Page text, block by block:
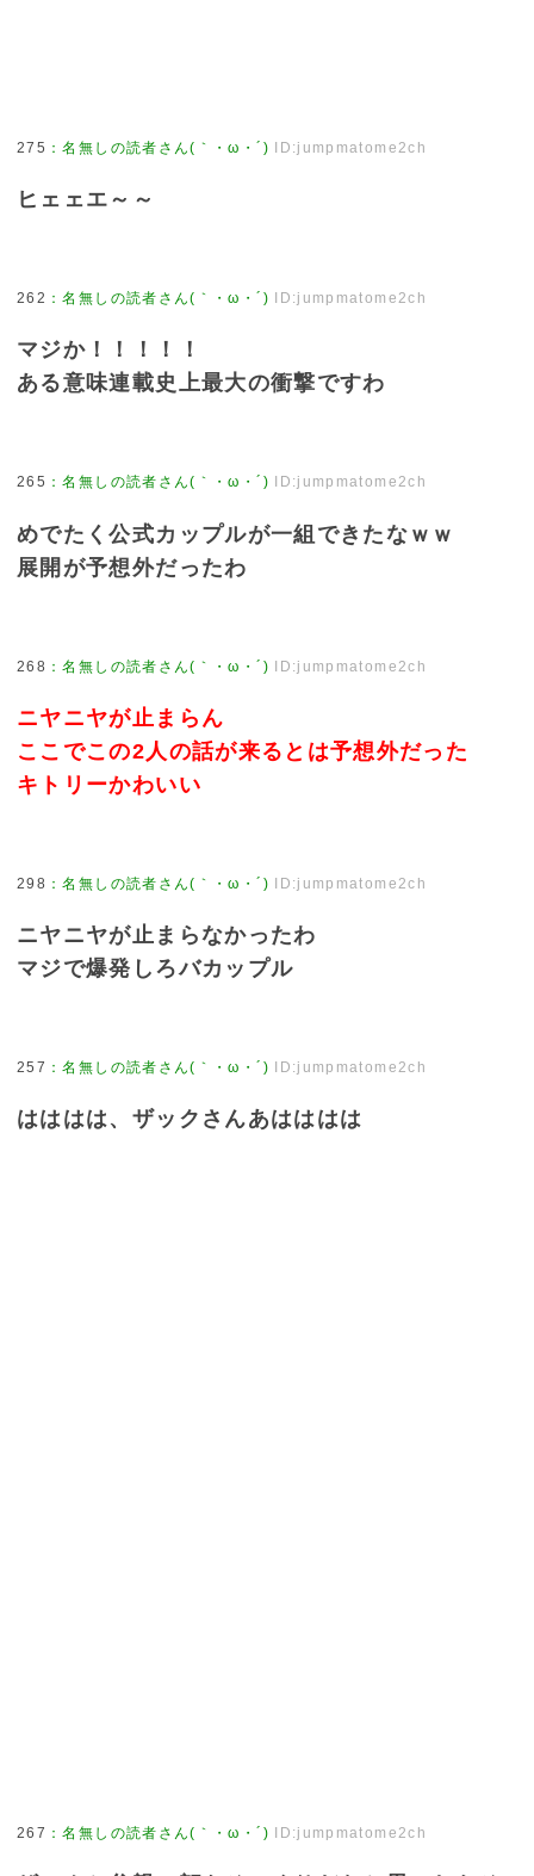
275 ：名無しの読者さん(｀・ω・´) ID:jumpmatome2ch
ヒェェエ～～
262 ：名無しの読者さん(｀・ω・´) ID:jumpmatome2ch
マジか！！！！！
ある意味連載史上最大の衝撃ですわ
265 ：名無しの読者さん(｀・ω・´) ID:jumpmatome2ch
めでたく公式カップルが一組できたなｗｗ
展開が予想外だったわ
268 ：名無しの読者さん(｀・ω・´) ID:jumpmatome2ch
ニヤニヤが止まらん
ここでこの2人の話が来るとは予想外だった
キトリーかわいい
298 ：名無しの読者さん(｀・ω・´) ID:jumpmatome2ch
ニヤニヤが止まらなかったわ
マジで爆発しろバカップル
257 ：名無しの読者さん(｀・ω・´) ID:jumpmatome2ch
はははは、ザックさんあはははは
267 ：名無しの読者さん(｀・ω・´) ID:jumpmatome2ch